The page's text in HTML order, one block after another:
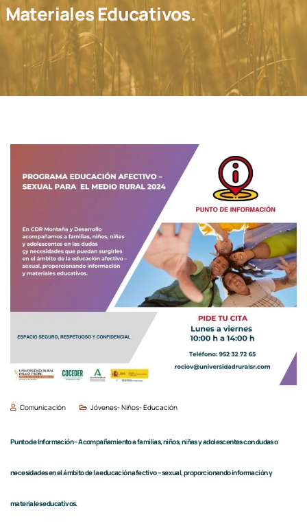
Materiales Educativos.
Comunicación Jóvenes- Niños- Educación
Punto de Información – Acompañamiento a familias, niños, niñas y adolescentes con dudas o
necesidades en el ámbito de la educación afectivo – sexual, proporcionando información y
materiales educativos.